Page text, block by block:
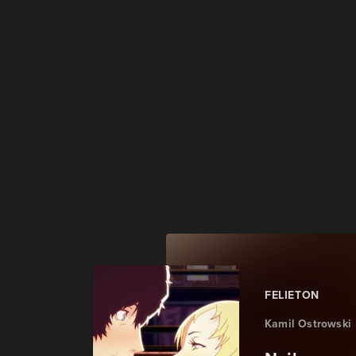
FELIETON
Kamil Ostrowski